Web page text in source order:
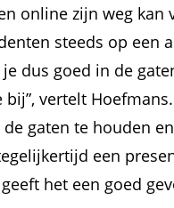
online zijn weg kan
steeds op een
dus goed in de
vertelt
gaten te houden
een
het een goed